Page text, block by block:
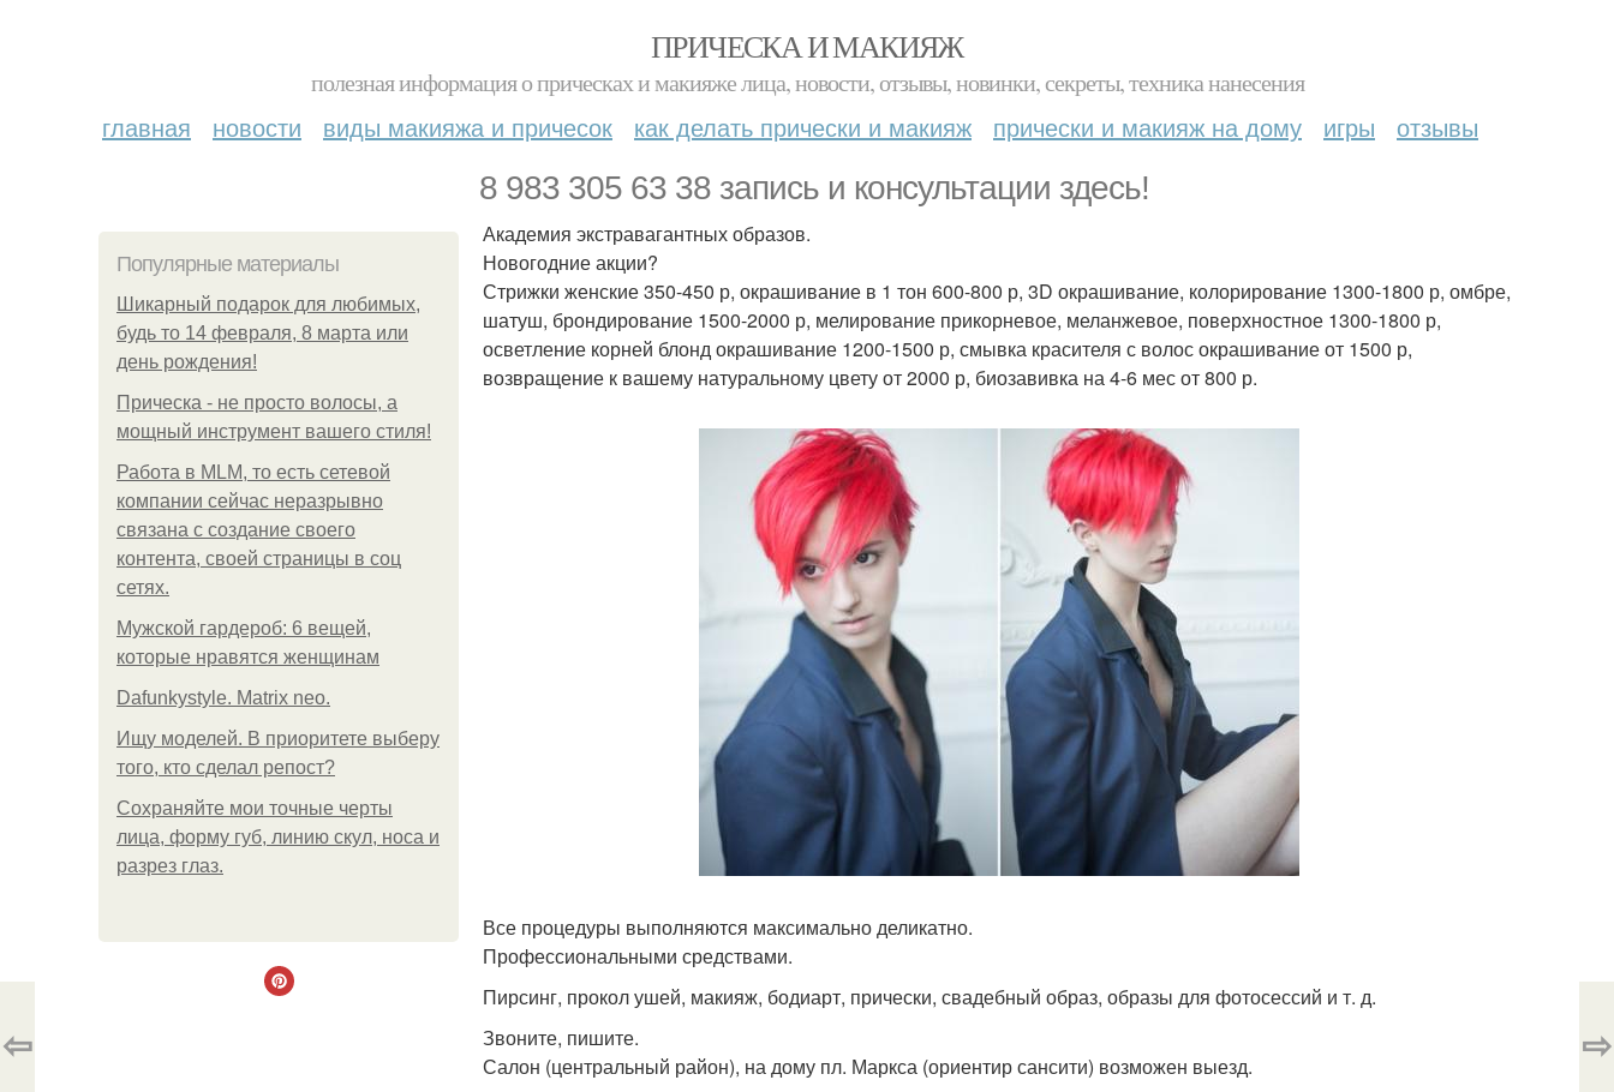
ПРИЧЕСКА И МАКИЯЖ
полезная информация о прическах и макияже лица, новости, отзывы, новинки, секреты, техника нанесения
главная новости виды макияжа и причесок как делать прически и макияж прически и макияж на дому игры отзывы
8 983 305 63 38 запись и консультации здесь!
Популярные материалы
Шикарный подарок для любимых,
будь то 14 февраля, 8 марта или
день рождения!
Прическа - не просто волосы, а
мощный инструмент вашего стиля!
Работа в MLM, то есть сетевой
компании сейчас неразрывно
связана с создание своего
контента, своей страницы в соц
сетях.
Мужской гардероб: 6 вещей,
которые нравятся женщинам
Dafunkystyle. Matrix neo.
Ищу моделей. В приоритете выберу
того, кто сделал репост?
Сохраняйте мои точные черты
лица, форму губ, линию скул, носа и
разрез глаз.
Академия экстравагантных образов.
Новогодние акции?
Стрижки женские 350-450 р, окрашивание в 1 тон 600-800 р, 3D окрашивание, колорирование 1300-1800 р, омбре,
шатуш, брондирование 1500-2000 р, мелирование прикорневое, меланжевое, поверхностное 1300-1800 р,
осветление корней блонд окрашивание 1200-1500 р, смывка красителя с волос окрашивание от 1500 р,
возвращение к вашему натуральному цвету от 2000 р, биозавивка на 4-6 мес от 800 р.
Все процедуры выполняются максимально деликатно.
Профессиональными средствами.
Пирсинг, прокол ушей, макияж, бодиарт, прически, свадебный образ, образы для фотосессий и т. д.
Звоните, пишите.
Салон (центральный район), на дому пл. Маркса (ориентир сансити) возможен выезд.
⇦ ⇨